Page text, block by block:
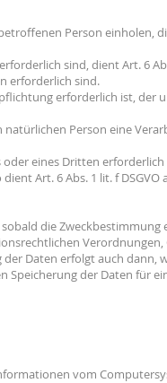
Person einholen,
sind, dient Art. 6
erforderlich sind.
erforderlich ist, der
Person eine
eines Dritten
Art. 6 Abs. 1 lit. f
die
Daten erfolgt auch dann,
Speicherung der Daten für
vom